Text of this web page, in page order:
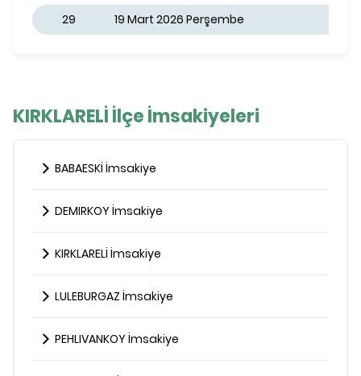
29
19 Mart 2026 Perşembe
KIRKLARELİ İlçe İmsakiyeleri
BABAESKİ İmsakiye
DEMIRKOY İmsakiye
KIRKLARELİ İmsakiye
LULEBURGAZ İmsakiye
PEHLIVANKOY İmsakiye